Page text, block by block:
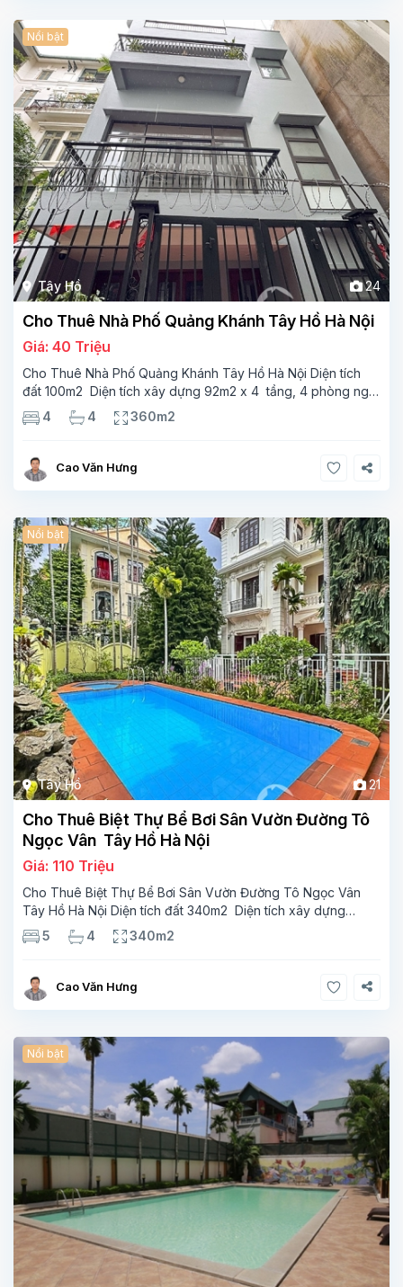
Tây Hồ 24
Nổi bật
Cho Thuê Nhà Phố Quảng Khánh Tây Hồ Hà Nội
Giá: 40 Triệu
Cho Thuê Nhà Phố Quảng Khánh Tây Hồ Hà Nội Diện tích
đất 100m2 Diện tích xây dựng 92m2 x 4 tầng, 4 phòng ngủ
3 phòng tắm Tầng 1 – phòng bếp-1wc Tầng 2– phòng khách
, 1 phòng ngủ,1 phòng tắm Tầng 3- 2
4 4 360m2
Cao Văn Hưng
Tây Hồ 21
Nổi bật
Cho Thuê Biệt Thự Bể Bơi Sân Vườn Đường Tô
Ngọc Vân Tây Hồ Hà Nội
Giá: 110 Triệu
Cho Thuê Biệt Thự Bể Bơi Sân Vườn Đường Tô Ngọc Vân
Tây Hồ Hà Nội Diện tích đất 340m2 Diện tích xây dựng
110m2 Xây 3 tầng, 5 phòng ngủ 4 phòng tắm Tầng 1, ,
phòng khách , phòng bếp-1wc Tầng 2, 3
5 4 340m2
Cao Văn Hưng
Nổi bật